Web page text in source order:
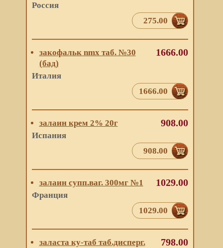
Россия
275.00
закофальк nmx таб. №30
(бад)
Италия
1666.00
1666.00
залаин крем 2% 20г
Испания
908.00
908.00
залаин супп.ваг. 300мг №1
Франция
1029.00
1029.00
заласта ку-таб таб.дисперг.
798.00